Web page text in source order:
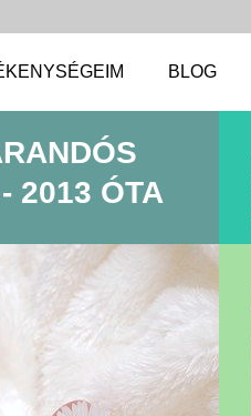
BLOG
2013 ÓTA